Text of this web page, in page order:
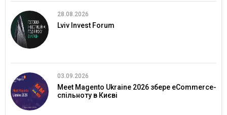
28.08.2026
Lviv Invest Forum
03.09.2026
Meet Magento Ukraine 2026 збере eCommerce-
спільноту в Києві